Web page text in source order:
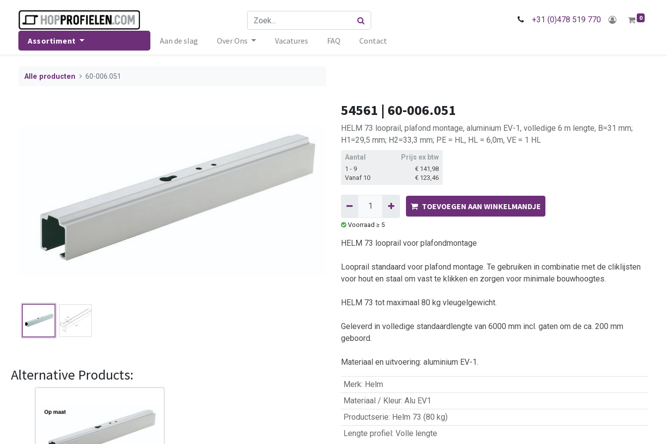
+31 (0)478 519 770 0
Assortiment Aan de slag Over Ons Vacatures FAQ Contact
Alle producten 60-006.051
Alternative Products:
54561 | 60-006.051
HELM 73 looprail, plafond montage, aluminium EV-1, volledige 6 m lengte, B=31 mm;
H1=29,5 mm; H2=33,3 mm; PE = HL, HL = 6,0m, VE = 1 HL
Aantal Prijs ex btw
1 - 9 € 141,98
Vanaf 10
€ 123,46
TOEVOEGEN AAN WINKELMANDJE
Voorraad ≥ 5
HELM 73 looprail voor plafondmontage
Looprail standaard voor plafond montage. Te gebruiken in combinatie met de cliklijsten
voor hout en staal om vast te klikken en zorgen voor minimale bouwhoogtes.
HELM 73 tot maximaal 80 kg vleugelgewicht.
Geleverd in volledige standaardlengte van 6000 mm incl. gaten om de ca. 200 mm
geboord.
Materiaal en uitvoering: aluminium EV-1.
Merk: Helm
Materiaal / Kleur: Alu EV1
Productserie: Helm 73 (80 kg)
Lengte profiel: Volle lengte